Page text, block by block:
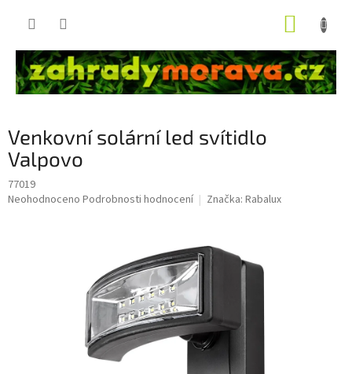
Venkovní solární led svítidlo
Valpovo
77019
Průměrné
Neohodnoceno Podrobnosti hodnocení Značka: Rabalux